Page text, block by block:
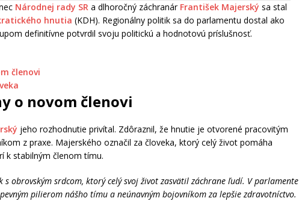
Národnej rady SR a dlhoročný záchranár František Majerský sa stal
hnutia (KDH). Regionálny politik sa do parlamentu dostal ako
definitívne potvrdil svoju politickú a hodnotovú príslušnosť.
členovi
o novom členovi
jeho rozhodnutie privítal. Zdôraznil, že hnutie je otvorené pracovitým
z praxe. Majerského označil za človeka, ktorý celý život pomáha
k stabilným členom tímu.
s obrovským srdcom, ktorý celý svoj život zasvätil záchrane ľudí. V parlamente
pilierom nášho tímu a neúnavným bojovníkom za lepšie zdravotníctvo.